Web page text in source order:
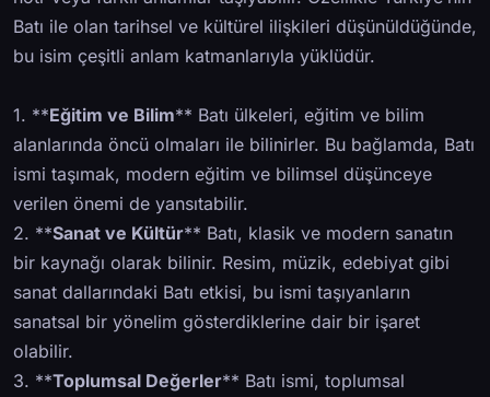
Batı ile olan tarihsel ve kültürel ilişkileri düşünüldüğünde,
bu isim çeşitli anlam katmanlarıyla yüklüdür.
1. **Eğitim ve Bilim** Batı ülkeleri, eğitim ve bilim
alanlarında öncü olmaları ile bilinirler. Bu bağlamda, Batı
ismi taşımak, modern eğitim ve bilimsel düşünceye
verilen önemi de yansıtabilir.
2. **Sanat ve Kültür** Batı, klasik ve modern sanatın
bir kaynağı olarak bilinir. Resim, müzik, edebiyat gibi
sanat dallarındaki Batı etkisi, bu ismi taşıyanların
sanatsal bir yönelim gösterdiklerine dair bir işaret
olabilir.
3. **Toplumsal Değerler** Batı ismi, toplumsal